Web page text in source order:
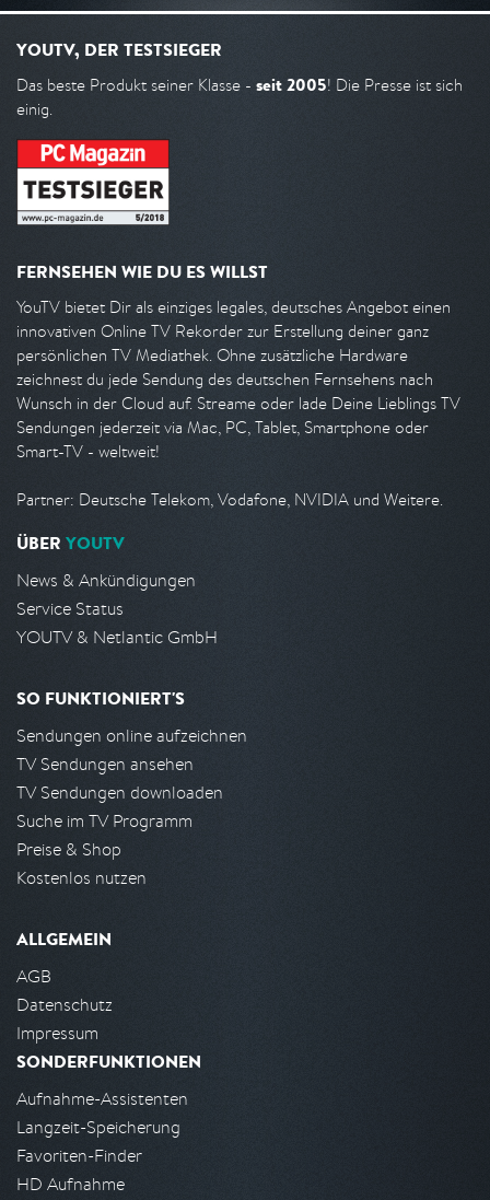
YOUTV, DER TESTSIEGER
Das beste Produkt seiner Klasse - seit 2005! Die Presse ist sich
einig.
FERNSEHEN WIE DU ES WILLST
YouTV bietet Dir als einziges legales, deutsches Angebot einen
innovativen Online TV Rekorder zur Erstellung deiner ganz
persönlichen TV Mediathek. Ohne zusätzliche Hardware
zeichnest du jede Sendung des deutschen Fernsehens nach
Wunsch in der Cloud auf. Streame oder lade Deine Lieblings TV
Sendungen jederzeit via Mac, PC, Tablet, Smartphone oder
Smart-TV - weltweit!
Partner: Deutsche Telekom, Vodafone, NVIDIA und Weitere.
ÜBER YOUTV
News & Ankündigungen
Service Status
YOUTV & Netlantic GmbH
SO FUNKTIONIERT'S
Sendungen online aufzeichnen
TV Sendungen ansehen
TV Sendungen downloaden
Suche im TV Programm
Preise & Shop
Kostenlos nutzen
ALLGEMEIN
AGB
Datenschutz
Impressum
SONDERFUNKTIONEN
Aufnahme-Assistenten
Langzeit-Speicherung
Favoriten-Finder
HD Aufnahme